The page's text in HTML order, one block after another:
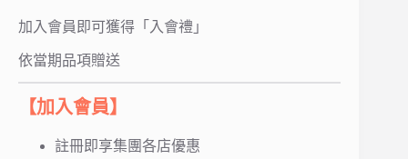
加入會員即可獲得「入會禮」
依當期品項贈送
【加入會員】
註冊即享集團各店優惠